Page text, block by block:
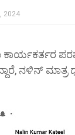
2024
ಕಾರ್ಯಕರ್ತರ
ನಳಿನ್